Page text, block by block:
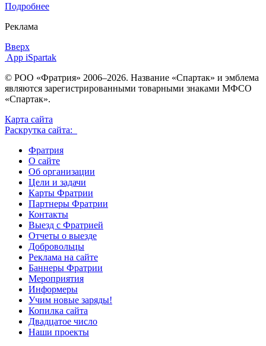
Подробнее
Реклама
Вверх
App iSpartak
© РОО «Фратрия» 2006–2026. Название «Спартак» и эмблема
являются зарегистрированными товарными знаками МФСО
«Спартак».
Карта сайта
Раскрутка сайта:
Фратрия
О сайте
Об организации
Цели и задачи
Карты Фратрии
Партнеры Фратрии
Контакты
Выезд с Фратрией
Отчеты о выезде
Добровольцы
Реклама на сайте
Баннеры Фратрии
Мероприятия
Информеры
Учим новые заряды!
Копилка сайта
Двадцатое число
Наши проекты